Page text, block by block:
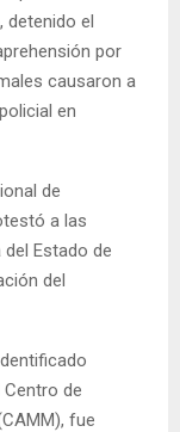
detenido el
por
causaron a
en
de
a las
Estado de
del
Centro de
fue